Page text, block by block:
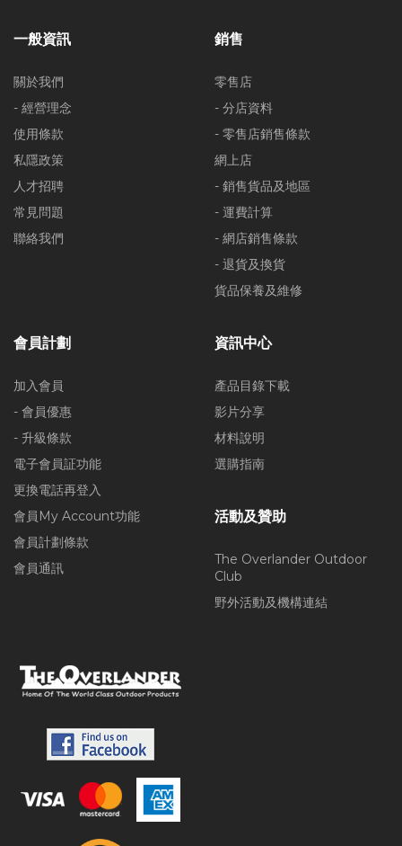
一般資訊
關於我們
- 經營理念
使用條款
私隱政策
人才招聘
常見問題
聯絡我們
銷售
零售店
- 分店資料
- 零售店銷售條款
網上店
- 銷售貨品及地區
- 運費計算
- 網店銷售條款
- 退貨及換貨
貨品保養及維修
會員計劃
加入會員
- 會員優惠
- 升級條款
電子會員証功能
更換電話再登入
會員My Account功能
會員計劃條款
會員通訊
資訊中心
產品目錄下載
影片分享
材料說明
選購指南
活動及贊助
The Overlander Outdoor
Club
野外活動及機構連結